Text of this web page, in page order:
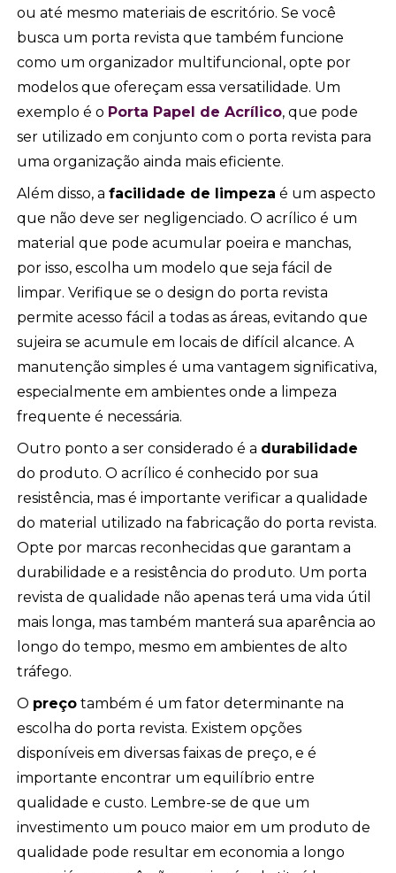
ou até mesmo materiais de escritório. Se você
busca um porta revista que também funcione
como um organizador multifuncional, opte por
modelos que ofereçam essa versatilidade. Um
exemplo é o Porta Papel de Acrílico, que pode
ser utilizado em conjunto com o porta revista para
uma organização ainda mais eficiente.
Além disso, afacilidade de limpeza é um aspecto
que não deve ser negligenciado. O acrílico é um
material que pode acumular poeira e manchas,
por isso, escolha um modelo que seja fácil de
limpar. Verifique se o design do porta revista
permite acesso fácil a todas as áreas, evitando que
sujeira se acumule em locais de difícil alcance. A
manutenção simples é uma vantagem significativa,
especialmente em ambientes onde a limpeza
frequente é necessária.
Outro ponto a ser considerado é a durabilidade
do produto. O acrílico é conhecido por sua
resistência, mas é importante verificar a qualidade
do material utilizado na fabricação do porta revista.
Opte por marcas reconhecidas que garantam a
durabilidade e a resistência do produto. Um porta
revista de qualidade não apenas terá uma vida útil
mais longa, mas também manterá sua aparência ao
longo do tempo, mesmo em ambientes de alto
tráfego.
O preço também é um fator determinante na
escolha do porta revista. Existem opções
disponíveis em diversas faixas de preço, e é
importante encontrar um equilíbrio entre
qualidade e custo. Lembre-se de que um
investimento um pouco maior em um produto de
qualidade pode resultar em economia a longo